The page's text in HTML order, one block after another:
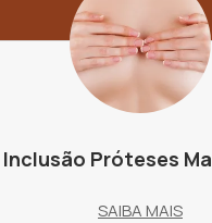
Inclusão Próteses
SAIBA MAIS